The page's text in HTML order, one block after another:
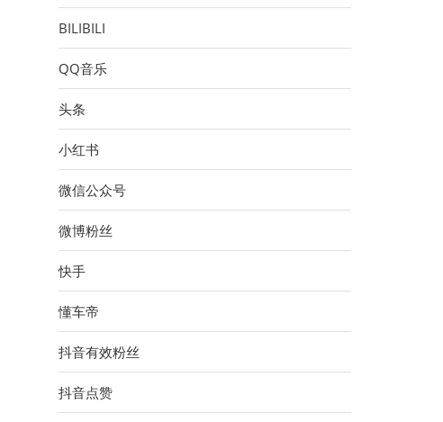
BILIBILI
QQ音乐
头条
小红书
微信公众号
微博粉丝
快手
懂车帝
抖音有效粉丝
抖音点赞